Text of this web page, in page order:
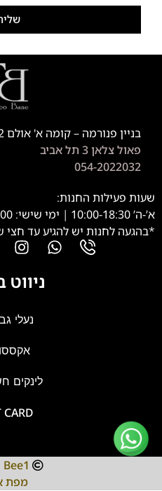
בניין פנורמה – קומה א' אולם 122
פאול צלאן 3 תל אביב
054-2022032
שעות פעילות החנות:
א’-ה’ 10:00-18:30 | ימי שישי: 10:00-14:00
*בהגעה לחנות יש להגיע עד חצי
נעלי
לינקים
CARD
מפת